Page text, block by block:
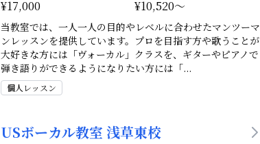
¥17,000
¥10,520～
当教室では、一人一人の目的やレベルに合わせたマンツーマ
ンレッスンを提供しています。プロを目指す方や歌うことが
大好きな方には「ヴォーカル」クラスを、ギターやピアノで
弾き語りができるようになりたい方には「...
個人レッスン
USボーカル教室 浅草東校